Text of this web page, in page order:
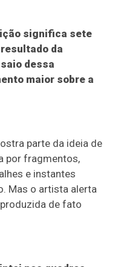
significa sete
da
dessa
maior sobre a
parte da ideia de
por fragmentos,
e instantes
Mas o artista alerta
de fato